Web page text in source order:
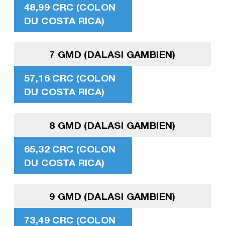
48,99 CRC (COLON
DU COSTA RICA)
7 GMD (DALASI GAMBIEN)
57,16 CRC (COLON
DU COSTA RICA)
8 GMD (DALASI GAMBIEN)
65,32 CRC (COLON
DU COSTA RICA)
9 GMD (DALASI GAMBIEN)
73,49 CRC (COLON